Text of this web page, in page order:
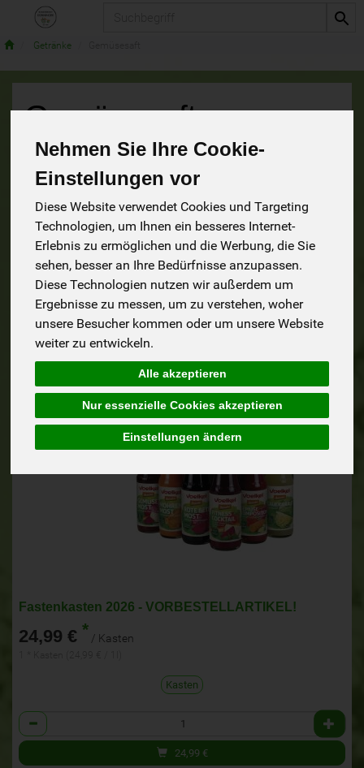
Nehmen Sie Ihre Cookie-
Einstellungen vor
Diese Website verwendet Cookies und Targeting
Technologien, um Ihnen ein besseres Internet-
Erlebnis zu ermöglichen und die Werbung, die Sie
sehen, besser an Ihre Bedürfnisse anzupassen.
Diese Technologien nutzen wir außerdem um
Ergebnisse zu messen, um zu verstehen, woher
unsere Besucher kommen oder um unsere Website
weiter zu entwickeln.
Alle akzeptieren
Nur essenzielle Cookies akzeptieren
Einstellungen ändern
Getränke
Gemüsesaft
Hersteller Ernährung Allergene
Fastenkasten 2026 - VORBESTELLARTIKEL!
24,99 € * / Kasten
Kasten
Anzahl
24,99 €